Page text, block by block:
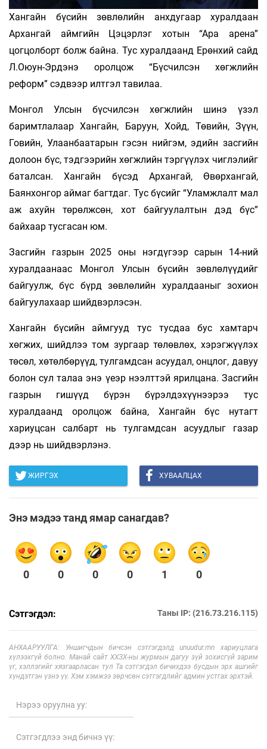
Хангайн бүсийн зөвлөлийн анхдугаар хуралдаан
Архангай аймгийн Цэцэрлэг хотын “Ара арена”
цогцолборт болж байна. Тус хуралдаанд Ерөнхий сайд
Л.Оюун-Эрдэнэ оролцож “Бүсчилсэн хөгжлийн
реформ” сэдвээр илтгэл тавилаа.
Монгол Улсын бүсчилсэн хөгжлийн шинэ үзэл
баримтлалаар Хангайн, Баруун, Хойд, Төвийн, Зүүн,
Говийн, Улаанбаатарын гэсэн нийгэм, эдийн засгийн
долоон бүс, тэдгээрийн хөгжлийн тэргүүлэх чиглэлийг
баталсан. Хангайн бүсэд Архангай, Өвөрхангай,
Баянхонгор аймаг багтдаг. Тус бүсийг “Уламжлалт мал
аж ахуйн төрөлжсөн, хот байгуулалтын дэд бүс”
байхаар тусгасан юм.
Засгийн газрын 2025 оны нэгдүгээр сарын 14-ний
хуралдаанаас Монгол Улсын бүсийн зөвлөлүүдийг
байгуулж, бүс бүрд зөвлөлийн хуралдааныг зохион
байгуулахаар шийдвэрлэсэн.
Хангайн бүсийн аймгууд тус тусдаа бус хамтарч
хөгжих, шийдлээ том зургаар төлөвлөх, хэрэгжүүлэх
төсөл, хөтөлбөрүүд, тулгамдсан асуудал, онцлог, давуу
болон сул талаа энэ үеэр нээлттэй ярилцана. Засгийн
газрын гишүүд бүрэн бүрэлдэхүүнээрээ тус
хуралдаанд оролцож байна, Хангайн бүс нутагт
хариуцсан салбарт нь тулгамдсан асуудлыг газар
дээр нь шийдвэрлэнэ.
ЖИРГЭХ ХУВААЛЦАХ
Энэ мэдээ танд ямар санагдав?
0 0 0 0 1 0
Сэтгэгдэл: Таны IP: (216.73.216.115)
АНХААРУУЛГА: Уншигчдын бичсэн сэтгэгдэлд unuudur.mn хариуцлага
хүлээхгүй болно. Манай сайт ХХЗХ-ны журмын дагуу зүй зохисгүй зарим
үг, хэллэгийг хязгаарласан тул Та сэтгэгдэл бичихдээ бусдын эрх ашгийг
хүндэтгэн үзнэ үү. Хэм хэмжээ зөрчсөн сэтгэгдлийг админ устгах эрхтэй.